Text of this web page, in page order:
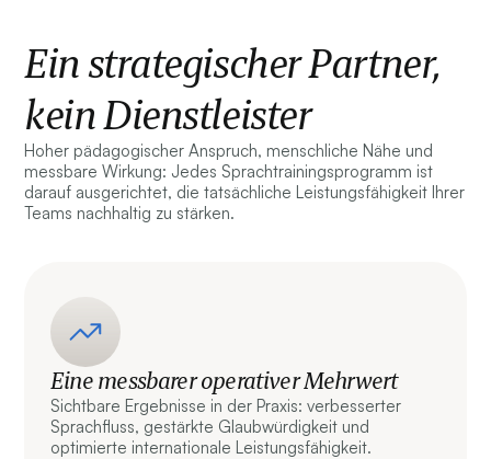
Ein strategischer Partner,
kein Dienstleister
Hoher pädagogischer Anspruch, menschliche Nähe und
messbare Wirkung: Jedes Sprachtrainingsprogramm ist
darauf ausgerichtet, die tatsächliche Leistungsfähigkeit Ihrer
Teams nachhaltig zu stärken.
Eine messbarer operativer Mehrwert
Sichtbare Ergebnisse in der Praxis: verbesserter
Sprachfluss, gestärkte Glaubwürdigkeit und
optimierte internationale Leistungsfähigkeit.